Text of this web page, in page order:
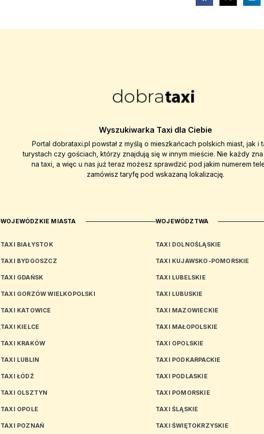
Wyszukiwarka Taxi dla Ciebie
Portal dobrataxi.pl powstał z myślą o mieszkańcach polskich miast, jak i
turystach czy gościach, którzy znajdują się w innym mieście. Nie każdy
na taxi, a więc u nas już teraz możesz sprawdzić pod jakim numerem
zamówisz taryfę pod wskazaną lokalizację.
WOJEWÓDZKIE MIASTA
TAXI BIAŁYSTOK
TAXI BYDGOSZCZ
TAXI GDAŃSK
TAXI GORZÓW WIELKOPOLSKI
TAXI KATOWICE
TAXI KIELCE
TAXI KRAKÓW
TAXI LUBLIN
TAXI ŁÓDŹ
TAXI OLSZTYN
TAXI OPOLE
TAXI POZNAŃ
WOJEWÓDZTWA
TAXI DOLNOŚLĄSKIE
TAXI KUJAWSKO-POMORSKIE
TAXI LUBELSKIE
TAXI LUBUSKIE
TAXI MAZOWIECKIE
TAXI MAŁOPOLSKIE
TAXI OPOLSKIE
TAXI PODKARPACKIE
TAXI PODLASKIE
TAXI POMORSKIE
TAXI ŚLĄSKIE
TAXI ŚWIĘTOKRZYSKIE